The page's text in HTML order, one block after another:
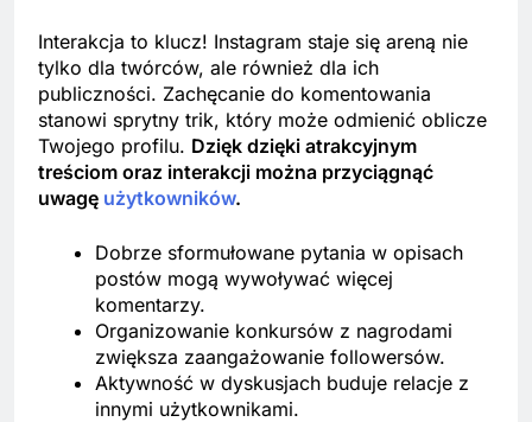
Interakcja to klucz! Instagram staje się areną nie
tylko dla twórców, ale również dla ich
publiczności. Zachęcanie do komentowania
stanowi sprytny trik, który może odmienić oblicze
Twojego profilu. Dzięk dzięki atrakcyjnym
treściom oraz interakcji można przyciągnąć
uwagę użytkowników.
Dobrze sformułowane pytania w opisach
postów mogą wywoływać więcej
komentarzy.
Organizowanie konkursów z nagrodami
zwiększa zaangażowanie followersów.
Aktywność w dyskusjach buduje relacje z
innymi użytkownikami.